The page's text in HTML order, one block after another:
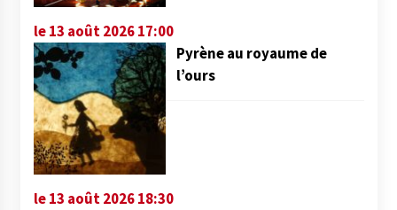
le 13 août 2026 17:00
Pyrène au royaume de
l’ours
le 13 août 2026 18:30